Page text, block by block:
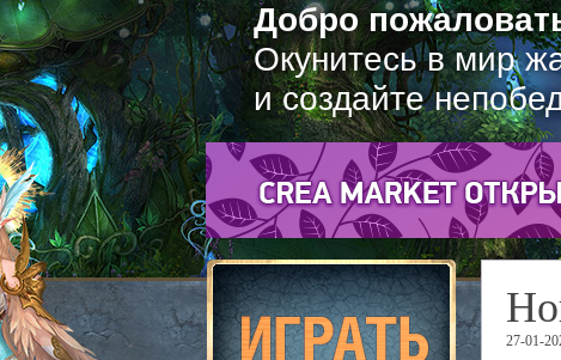
Добро
Окунитесь в мир
и создайте
27-01-